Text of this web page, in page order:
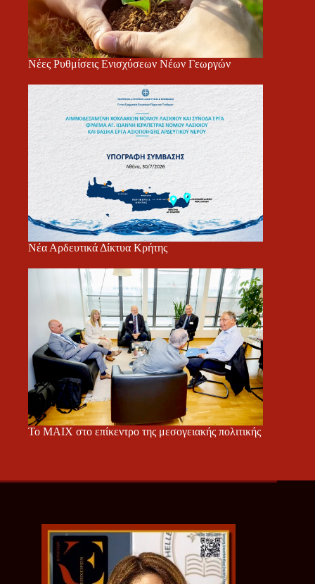
Νέες Ρυθμίσεις Ενισχύσεων Νέων Γεωργών
Νέα Αρδευτικά Δίκτυα Κρήτης
Το ΜΑΙΧ στο επίκεντρο της μεσογειακής πολιτικής